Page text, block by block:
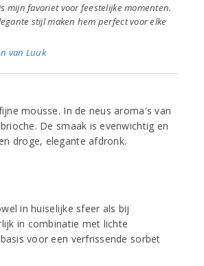
mijn favoriet voor feestelijke momenten.
stijl maken hem perfect voor elke
van Luuk
mousse. In de neus aroma's van
De smaak is evenwichtig en
droge, elegante afdronk.
in huiselijke sfeer als bij
in combinatie met lichte
voor een verfrissende sorbet